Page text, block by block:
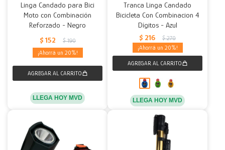
Linga Candado para Bici
Moto con Combinación
Reforzado - Negro
$ 152 $ 190
20
LLEGA HOY MVD
Tranca Linga Candado
Bicicleta Con Combinacion 4
Dígitos - Azul
$ 216 $ 270
20
LLEGA HOY MVD